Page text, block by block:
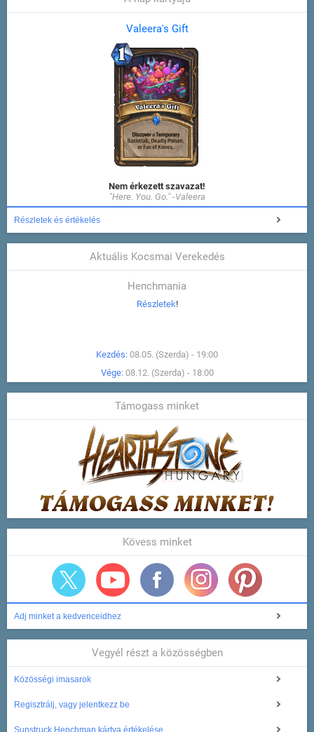
Valeera's Gift
Nem érkezett szavazat!
"Here. You. Go." -Valeera
Részletek és értékelés
Aktuális Kocsmai Verekedés
Henchmania
Részletek!
Kezdés: 08.05. (Szerda) - 19:00
Vége: 08.12. (Szerda) - 18:00
Támogass minket
Kövess minket
Adj minket a kedvenceidhez
Vegyél részt a közösségben
Közösségi imasarok
Regisztrálj, vagy jelentkezz be
Sunstruck Henchman kártya értékelése